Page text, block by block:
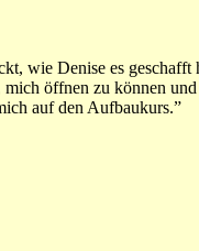
wie Denise es
öffnen zu können
auf den Aufbaukurs.”